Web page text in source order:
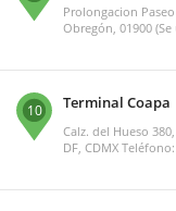
Prolongacion
Obregón, 01900
10 Terminal Coapa
Calz. del Hueso
DF, CDMX